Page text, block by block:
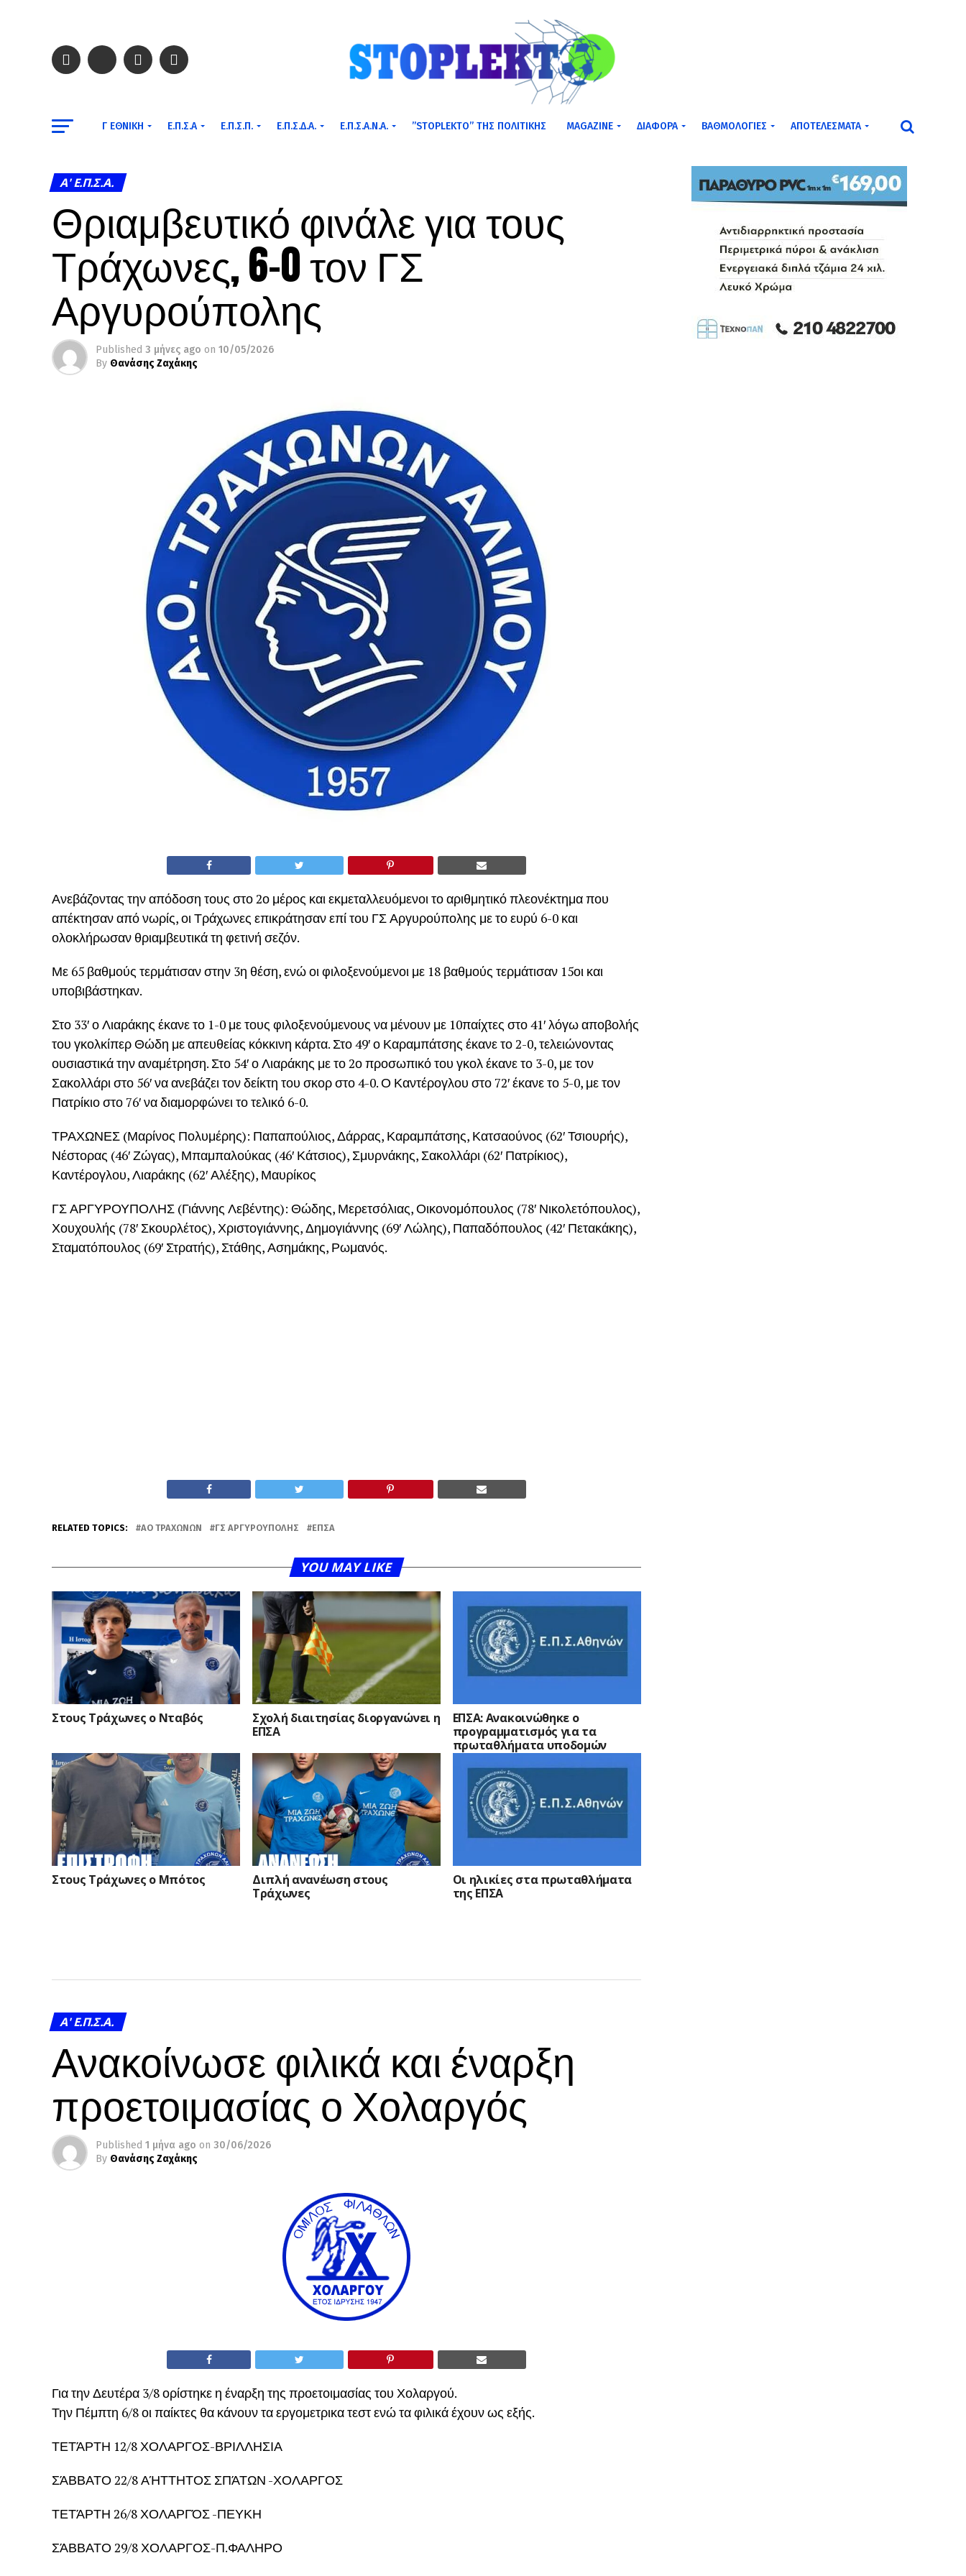
Γ ΕΘΝΙΚΉ Ε.Π.Σ.Α Ε.Π.Σ.Π. Ε.Π.Σ.Δ.Α. Ε.Π.Σ.Α.Ν.Α. ”STOPLEKTO” ΤΗΣ ΠΟΛΙΤΙΚΗΣ MAGAZINE ΔΙΆΦΟΡΑ ΒΑΘΜΟΛΟΓΊΕΣ ΑΠΟΤΕΛΈΣΜΑΤΑ
A' Ε.Π.Σ.Α.
Θριαμβευτικό φινάλε για τους
Τράχωνες, 6-0 τον ΓΣ
Αργυρούπολης
Published 3 μήνες ago on 10/05/2026
By Θανάσης Ζαχάκης
Ανεβάζοντας την απόδοση τους στο 2ο μέρος και εκμεταλλευόμενοι το αριθμητικό πλεονέκτημα που
απέκτησαν από νωρίς, οι Τράχωνες επικράτησαν επί του ΓΣ Αργυρούπολης με το ευρύ 6-0 και
ολοκλήρωσαν θριαμβευτικά τη φετινή σεζόν.
Με 65 βαθμούς τερμάτισαν στην 3η θέση, ενώ οι φιλοξενούμενοι με 18 βαθμούς τερμάτισαν 15οι και
υποβιβάστηκαν.
Στο 33′ ο Λιαράκης έκανε το 1-0 με τους φιλοξενούμενους να μένουν με 10παίχτες στο 41′ λόγω αποβολής
του γκολκίπερ Θώδη με απευθείας κόκκινη κάρτα. Στο 49′ ο Καραμπάτσης έκανε το 2-0, τελειώνοντας
ουσιαστικά την αναμέτρηση. Στο 54′ ο Λιαράκης με το 2ο προσωπικό του γκολ έκανε το 3-0, με τον
Σακολλάρι στο 56′ να ανεβάζει τον δείκτη του σκορ στο 4-0. Ο Καντέρογλου στο 72′ έκανε το 5-0, με τον
Πατρίκιο στο 76′ να διαμορφώνει το τελικό 6-0.
ΤΡΑΧΩΝΕΣ (Μαρίνος Πολυμέρης): Παπαπούλιος, Δάρρας, Καραμπάτσης, Κατσαούνος (62′ Τσιουρής),
Νέστορας (46′ Ζώγας), Μπαμπαλούκας (46′ Κάτσιος), Σμυρνάκης, Σακολλάρι (62′ Πατρίκιος),
Καντέρογλου, Λιαράκης (62′ Αλέξης), Μαυρίκος
ΓΣ ΑΡΓΥΡΟΥΠΟΛΗΣ (Γιάννης Λεβέντης): Θώδης, Μερετσόλιας, Οικονομόπουλος (78′ Νικολετόπουλος),
Χουχουλής (78′ Σκουρλέτος), Χριστογιάννης, Δημογιάννης (69′ Λώλης), Παπαδόπουλος (42′ Πετακάκης),
Σταματόπουλος (69′ Στρατής), Στάθης, Ασημάκης, Ρωμανός.
RELATED TOPICS: ΑΟ ΤΡΑΧΏΝΩΝ ΓΣ ΑΡΓΥΡΟΎΠΟΛΗΣ ΕΠΣΑ
YOU MAY LIKE
Στους Τράχωνες ο Νταβός
Σχολή διαιτησίας διοργανώνει η
ΕΠΣΑ
ΕΠΣΑ: Ανακοινώθηκε ο
προγραμματισμός για τα
πρωταθλήματα υποδομών
Στους Τράχωνες ο Μπότος
Διπλή ανανέωση στους
Τράχωνες
Οι ηλικίες στα πρωταθλήματα
της ΕΠΣΑ
A' Ε.Π.Σ.Α.
Ανακοίνωσε φιλικά και έναρξη
προετοιμασίας ο Χολαργός
Published 1 μήνα ago on 30/06/2026
By Θανάσης Ζαχάκης
Για την Δευτέρα 3/8 ορίστηκε η έναρξη της προετοιμασίας του Χολαργού.
Την Πέμπτη 6/8 οι παίκτες θα κάνουν τα εργομετρικα τεστ ενώ τα φιλικά έχουν ως εξής.
ΤΕΤΆΡΤΗ 12/8 ΧΟΛΑΡΓΟΣ-ΒΡΙΛΛΗΣΙΑ
ΣΆΒΒΑΤΟ 22/8 ΑΉΤΤΗΤΟΣ ΣΠΆΤΩΝ -ΧΟΛΑΡΓΟΣ
ΤΕΤΆΡΤΗ 26/8 ΧΟΛΑΡΓΌΣ -ΠΕΥΚΗ
ΣΆΒΒΑΤΟ 29/8 ΧΟΛΑΡΓΟΣ-Π.ΦΑΛΗΡΟ